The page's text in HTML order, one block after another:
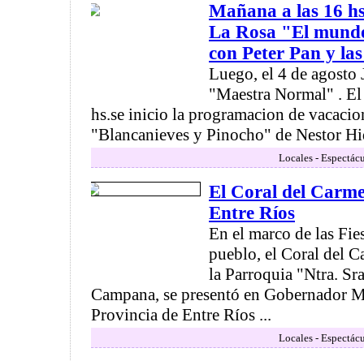
Mañana a las 16
La Rosa "El
con Peter Pan y
Luego, el 4 de agosto
"Maestra Normal" . El
hs.se inicio la programacion de
"Blancanieves y Pinocho" de Nestor
Locales -
El Coral del
Entre Ríos
En el marco de las
pueblo, el Coral del
la Parroquia "Ntra.
Campana, se presentó en Gobernador
Provincia de Entre Ríos ...
Locales -